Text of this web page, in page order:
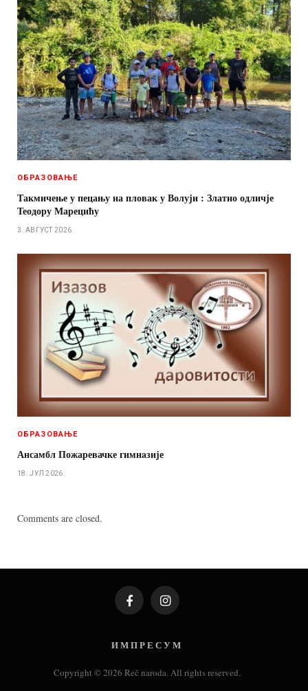
ОБРАЗОВАЊЕ
Такмичење у пецању на пловак у Волуји : Златно одличје
Теодору Марецићу
3. АВГУСТ 2026.
ОБРАЗОВАЊЕ
Ансамбл Пожаревачке гимнaзије
18. ЈУЛ 2026.
Comments are closed.
FacebookInstagram
И М П Р Е С У М
Copyright © 2026 Reč naroda. All rights reserved.